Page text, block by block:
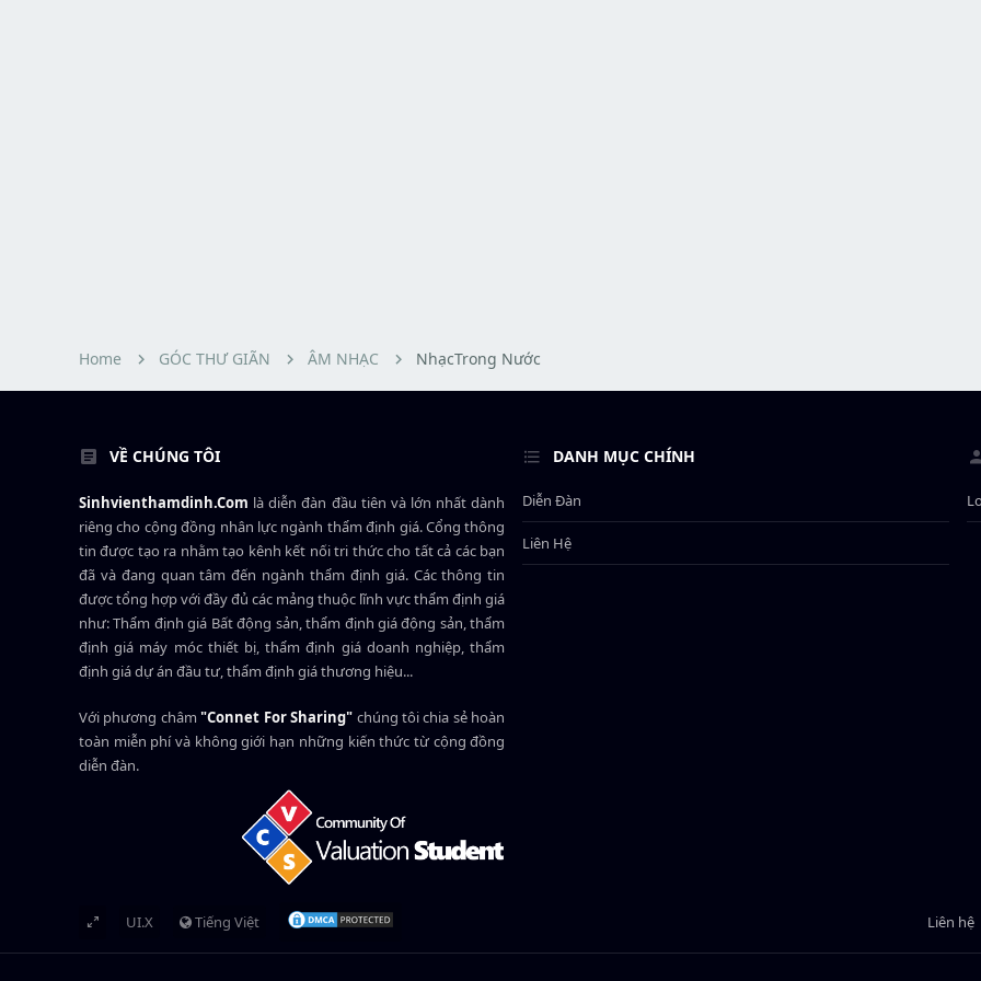
Home GÓC THƯ GIÃN ÂM NHẠC NhạcTrong Nước
VỀ CHÚNG TÔI
Sinhvienthamdinh.Com là diễn đàn đầu tiên và lớn nhất dành
riêng cho cộng đồng nhân lực ngành thẩm định giá. Cổng thông
tin được tạo ra nhằm tạo kênh kết nối tri thức cho tất cả các bạn
đã và đang quan tâm đến ngành thẩm định giá. Các thông tin
được tổng hợp với đầy đủ các mảng thuộc lĩnh vực thẩm định giá
như: Thẩm định giá Bất động sản, thẩm định giá động sản, thẩm
định giá máy móc thiết bị, thẩm định giá doanh nghiệp, thẩm
định giá dự án đầu tư, thẩm định giá thương hiệu...
Với phương châm"Connet For Sharing" chúng tôi chia sẻ hoàn
toàn miễn phí và không giới hạn những kiến thức từ cộng đồng
diễn đàn.
DANH MỤC CHÍNH
Diễn Đàn
Liên Hệ
UI.X Tiếng Việt Liên hệ